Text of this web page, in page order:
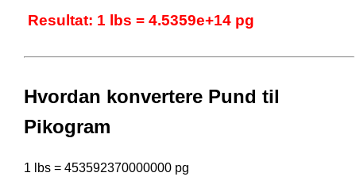
Resultat: 1 lbs = 4.5359e+14 pg
Hvordan konvertere Pund til
Pikogram
1 lbs = 453592370000000 pg